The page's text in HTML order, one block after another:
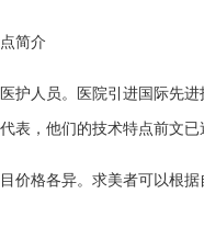
简介
护人员。医院引进国际先
表，他们的技术特点前文已
价格各异。求美者可以根